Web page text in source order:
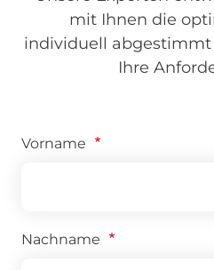
mit Ihnen die
individuell
Ihre
Vorname
Nachname